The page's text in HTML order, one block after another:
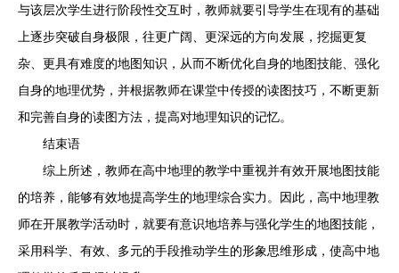
与该层次学生进行阶段性交互时，教师就要引导学生在现有的基础
上逐步突破自身极限，往更广阔、更深远的方向发展，挖掘更复
杂、更具有难度的地图知识，从而不断优化自身的地图技能、强化
自身的地理优势，并根据教师在课堂中传授的读图技巧，不断更新
和完善自身的读图方法，提高对地理知识的记忆。
结束语
综上所述，教师在高中地理的教学中重视并有效开展地图技能
的培养，能够有效地提高学生的地理综合实力。因此，高中地理教
师在开展教学活动时，就要有意识地培养与强化学生的地图技能，
采用科学、有效、多元的手段推动学生的形象思维形成，使高中地